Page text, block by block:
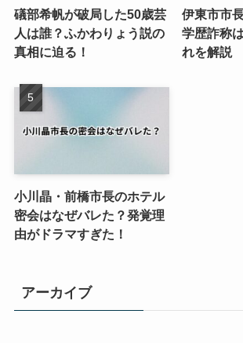
礒部希帆が破局した50歳芸
人は誰？ふかわりょう説の
真相に迫る！
伊東市市
学歴詐称
れを解説
小川晶・前橋市長のホテル
密会はなぜバレた？発覚理
由がドラマすぎた！
アーカイブ